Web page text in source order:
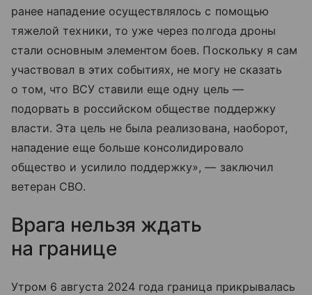
ранее нападение осуществлялось с помощью
тяжелой техники, то уже через полгода дроны
стали основным элементом боев. Поскольку я сам
участвовал в этих событиях, не могу не сказать
о том, что ВСУ ставили еще одну цель —
подорвать в российском обществе поддержку
власти. Эта цель не была реализована, наоборот,
нападение еще больше консолидировало
общество и усилило поддержку», — заключил
ветеран СВО.
Врага нельзя ждать
на границе
Утром 6 августа 2024 года граница прикрывалась